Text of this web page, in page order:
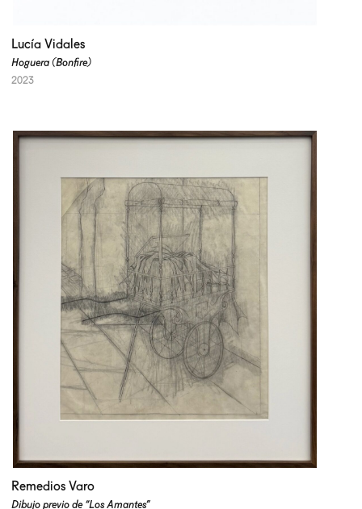
Lucía Vidales
Hoguera (Bonfire)
2023
Remedios Varo
Dibujo previo de “Los Amantes”